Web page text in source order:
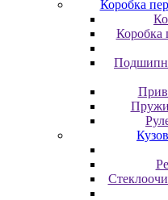
Коробка
Коробка